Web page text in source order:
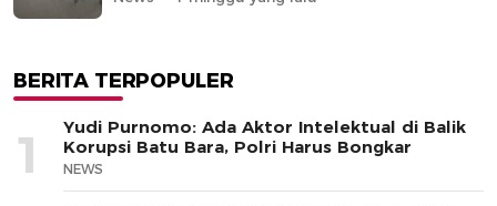
BERITA TERPOPULER
1
Yudi Purnomo: Ada Aktor Intelektual di Balik
Korupsi Batu Bara, Polri Harus Bongkar
NEWS